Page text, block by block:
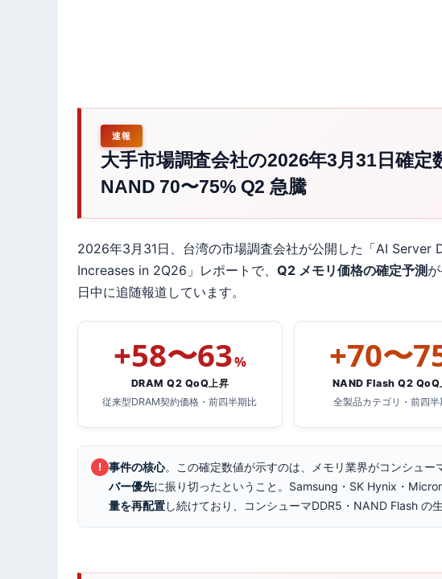
速報
大手市場調査会社の2026年3月31日確
NAND 70〜75% Q2 急騰
2026年3月31日、台湾の市場調査会社が公開した「AI
Increases in 2Q26」レポートで、 Q2 メモリ価格の確定予測
日中に追随報道しています。
+58〜63%
DRAM Q2 QoQ上昇
従来型DRAM契約価格・前四半期比
+70〜
NAND Flash Q2 QoQ
全製品カテゴリ・前四半
! 事件の核心。この確定数値が示すのは、メモリ業界がコンシュー
バー優先に振り切ったということ。Samsung・SK Hynix・
量を再配置し続けており、コンシューマDDR5・NAND Flash の